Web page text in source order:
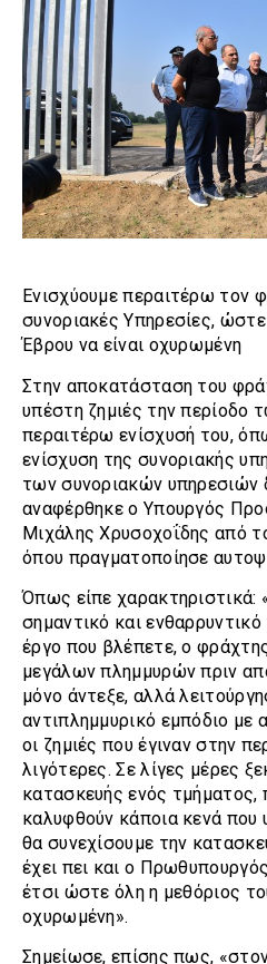
Ενισχύουμε περαιτέρω τον
συνοριακές Υπηρεσίες,
Έβρου να είναι οχυρωμένη
Στην αποκατάσταση του
υπέστη ζημιές την περίοδο
περαιτέρω ενίσχυσή του,
ενίσχυση της συνοριακής
των συνοριακών υπηρεσιών
αναφέρθηκε ο Υπουργός
Μιχάλης Χρυσοχοΐδης από
όπου πραγματοποίησε
Όπως είπε χαρακτηριστικά:
σημαντικό και
έργο που βλέπετε, ο
μεγάλων πλημμυρών πριν
μόνο άντεξε, αλλά
αντιπλημμυρικό εμπόδιο με
οι ζημιές που έγιναν στην
λιγότερες. Σε λίγες μέρες
κατασκευής ενός τμήματος,
καλυφθούν κάποια κενά που
θα συνεχίσουμε την
έχει πει και ο
έτσι ώστε όλη η μεθόριος
οχυρωμένη».
Σημείωσε, επίσης πως,